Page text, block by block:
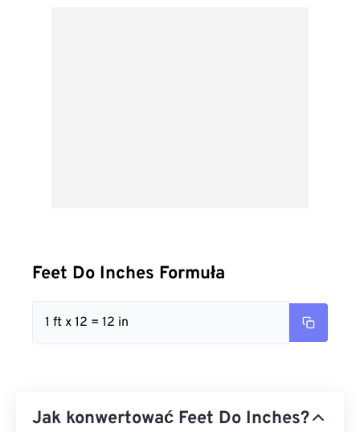
Feet Do Inches Formuła
1 ft x 12 = 12 in
Jak konwertować Feet Do Inches?